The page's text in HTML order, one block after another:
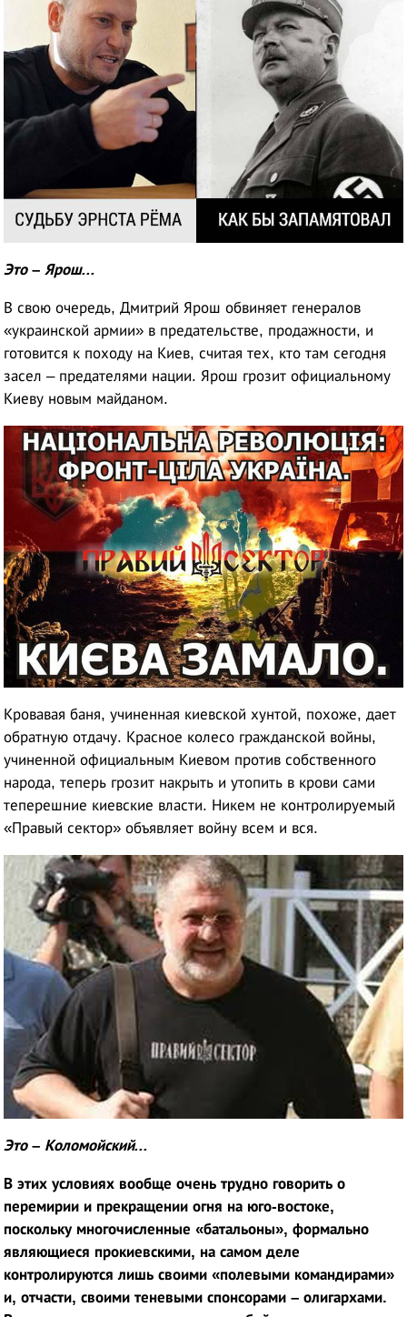
Это– Ярош...
В свою очередь, Дмитрий Ярош обвиняет генералов
«украинской армии» в предательстве, продажности, и
готовится к походу на Киев, считая тех, кто там сегодня
засел – предателями нации. Ярош грозит официальному
Киеву новым майданом.
Кровавая баня, учиненная киевской хунтой, похоже, дает
обратную отдачу. Красное колесо гражданской войны,
учиненной официальным Киевом против собственного
народа, теперь грозит накрыть и утопить в крови сами
теперешние киевские власти. Никем не контролируемый
«Правый сектор» объявляет войну всем и вся.
Это – Коломойский...
В этих условиях вообще очень трудно говорить о
перемирии и прекращении огня на юго-востоке,
поскольку многочисленные «батальоны», формально
являющиеся прокиевскими, на самом деле
контролируются лишь своими «полевыми командирами»
и, отчасти, своими теневыми спонсорами – олигархами.